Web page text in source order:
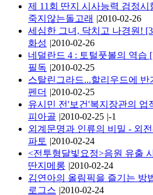
제 11회 딴지 시사능력 검정시
죽지않는돌고래 |2010-02-26
세심한 그녀, 닥치고 나경원!
화성 |2010-02-26
네덜란드 4 : 토털풋볼의 역습
필독 |2010-02-25
스탈린그라드...할리우드에 반
펜더 |2010-02-25
유시민 전'보건'복지장관의 업
피아골 |2010-02-25 |-1
외계문명과 인류의 비밀 - 외
파토 |2010-02-24
<전투형달빛요정>음원 유출
딴지메롱 |2010-02-24
김연아의 올림픽을 즐기는 방
로그스 |2010-02-24